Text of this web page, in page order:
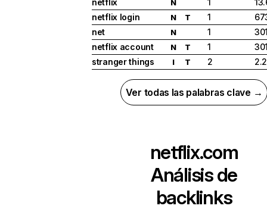
netflix
N 1
netflix login
N T 1
net
N 1
netflix account
N T 1
stranger things
I T 2
Ver todas las palabras clave →
netflix.com
Análisis de
backlinks